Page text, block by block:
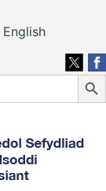
English